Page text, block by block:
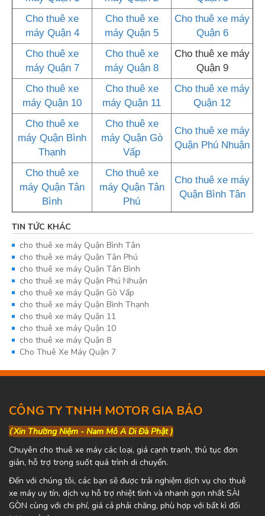
Cho thuê xe
máy Quận 4
Cho thuê xe
máy Quận 5
Cho thuê xe máy
Quận 6
Cho thuê xe
máy Quận 7
Cho thuê xe
máy Quận 8
Cho thuê xe máy
Quận 9
Cho thuê xe
máy Quận 10
Cho thuê xe
máy Quận 11
Cho thuê xe máy
Quận 12
Cho thuê xe
máy Quận Bình
Thạnh
Cho thuê xe
máy Quận Gò
Vấp
Cho thuê xe máy
Quận Phú Nhuận
Cho thuê xe
máy Quận Tân
Bình
Cho thuê xe
máy Quận Tân
Phú
Cho thuê xe máy
Quận Bình Tân
TIN TỨC KHÁC
cho thuê xe máy Quận Bình Tân
cho thuê xe máy Quận Tân Phú
cho thuê xe máy Quận Tân Bình
cho thuê xe máy Quận Phú Nhuận
cho thuê xe máy Quận Gò Vấp
cho thuê xe máy Quận Bình Thạnh
cho thuê xe máy Quận 11
cho thuê xe máy Quận 10
cho thuê xe máy Quận 8
Cho Thuê Xe Máy Quận 7
CÔNG TY TNHH MOTOR GIA BẢO
(Xin Thường Niệm - Nam Mô A Di Đà Phật )
Chuyên cho thuê xe máy các loại, giá cạnh tranh, thủ tục đơn
giản, hỗ trợ trong suốt quá trình di chuyển.
Đến với chúng tôi, các bạn sẽ được trải nghiệm dịch vụ cho thuê
xe máy uy tín, dịch vụ hỗ trợ nhiệt tình và nhanh gọn nhất SÀI
GÒN cùng với chi phí, giá cả phải chăng, phù hợp với bất kì đối